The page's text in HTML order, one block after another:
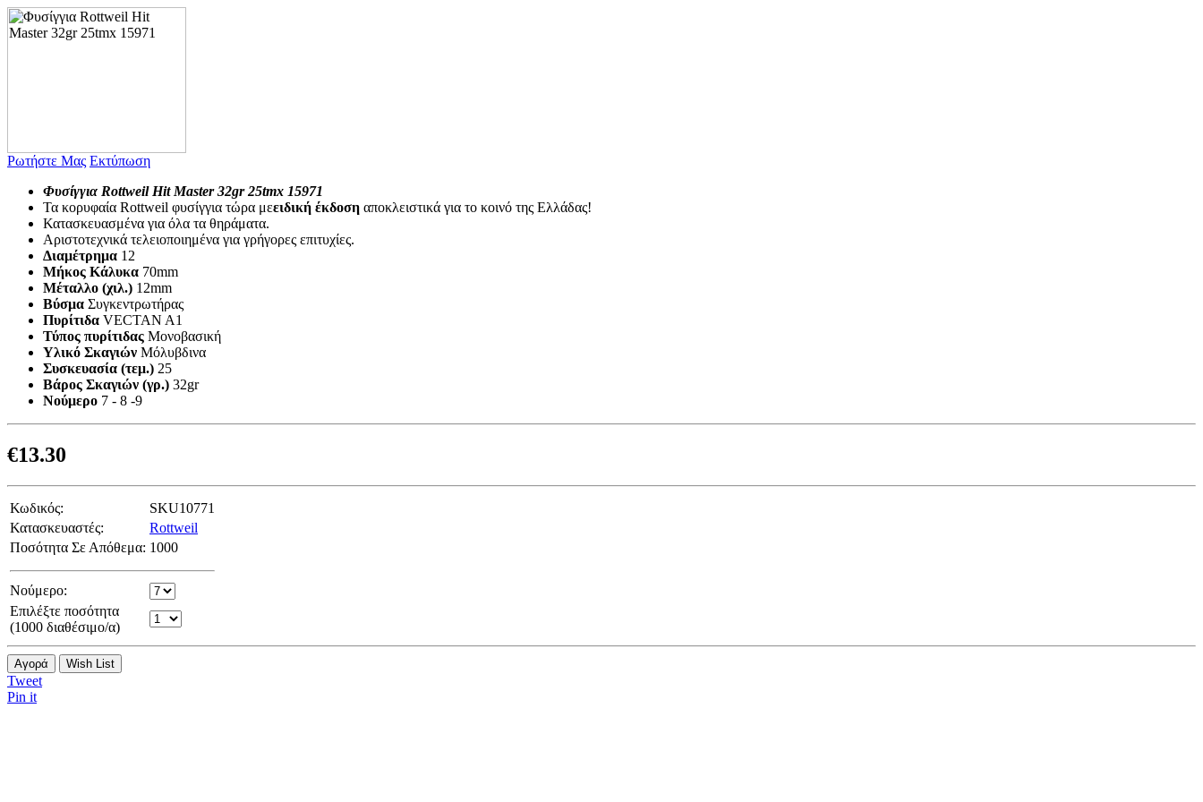
Ρωτήστε Μας Εκτύπωση
Φυσίγγια Rottweil Hit Master 32gr 25tmx 15971
Τα κορυφαία Rottweil φυσίγγια τώρα μεειδική έκδοση αποκλειστικά για το κοινό της Ελλάδας!
Κατασκευασμένα για όλα τα θηράματα.
Αριστοτεχνικά τελειοποιημένα για γρήγορες επιτυχίες.
Διαμέτρημα 12
Μήκος Κάλυκα 70mm
Μέταλλο (χιλ.) 12mm
Βύσμα Συγκεντρωτήρας
Πυρίτιδα VECTAN A1
Τύπος πυρίτιδας Μονοβασική
Υλικό Σκαγιών Μόλυβδινα
Συσκευασία (τεμ.) 25
Βάρος Σκαγιών (γρ.) 32gr
Νούμερο 7 - 8 -9
€13.30
Κωδικός:
SKU10771
Κατασκευαστές:
Rottweil
Ποσότητα Σε Απόθεμα: 1000
Νούμερο:
Επιλέξτε ποσότητα
(1000 διαθέσιμο/α)
Αγορά Wish List
Tweet
Pin it